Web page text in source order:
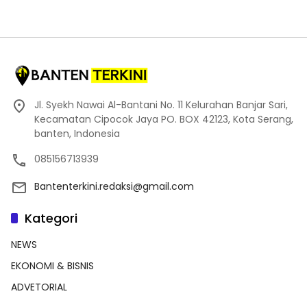
Jl. Syekh Nawai Al-Bantani No. 11 Kelurahan Banjar Sari,
Kecamatan Cipocok Jaya PO. BOX 42123, Kota Serang,
banten, Indonesia
085156713939
Bantenterkini.redaksi@gmail.com
Kategori
NEWS
EKONOMI & BISNIS
ADVETORIAL